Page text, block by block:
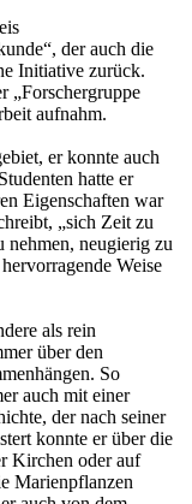
der auch die
Initiative zurück.
„Forschergruppe
aufnahm.
er konnte auch
hatte er
Eigenschaften war
„sich Zeit zu
nehmen, neugierig zu
Weise
als rein
über den
So
auch mit einer
der nach seiner
konnte er über die
Kirchen oder auf
Marienpflanzen